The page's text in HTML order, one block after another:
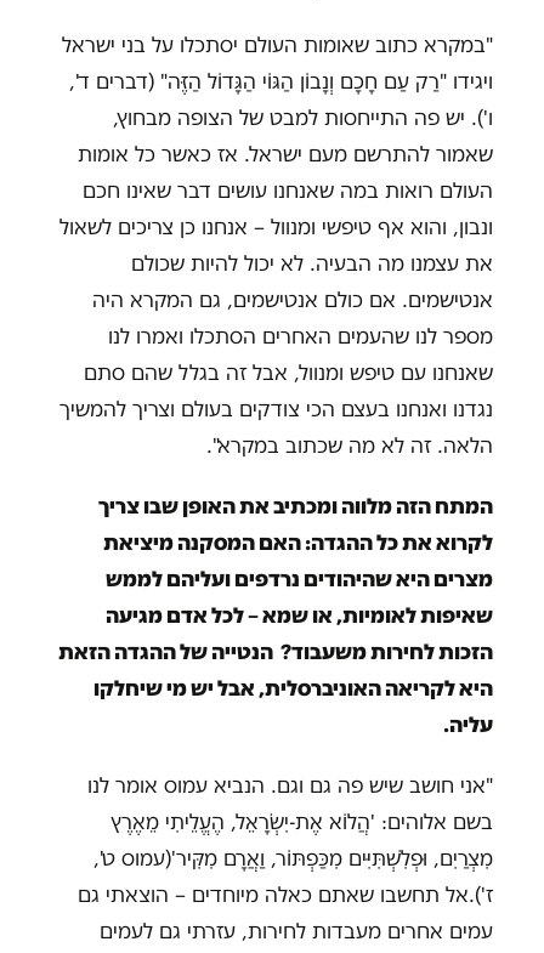
"במקרא כתוב שאומות העולם יסתכלו על בני ישראל
ויגידו "רַק עַם חָכָם וְנָבוֹן הַגּוֹי הַגָּדוֹל הַזֶּה" (דברים ד',
ו'). יש פה התייחסות למבט של הצופה מבחוץ,
שאמור להתרשם מעם ישראל. אז כאשר כל אומות
העולם רואות במה שאנחנו עושים דבר שאינו חכם
ונבון, והוא אף טיפשי ומנוול – אנחנו כן צריכים לשאול
את עצמנו מה הבעיה. לא יכול להיות שכולם
אנטישמים. אם כולם אנטישמים, גם המקרא היה
מספר לנו שהעמים האחרים הסתכלו ואמרו לנו
שאנחנו עם טיפש ומנוול, אבל זה בגלל שהם סתם
נגדנו ואנחנו בעצם הכי צודקים בעולם וצריך להמשיך
הלאה. זה לא מה שכתוב במקרא".
המתח הזה מלווה ומכתיב את האופן שבו צריך
לקרוא את כל ההגדה: האם המסקנה מיציאת
מצרים היא שהיהודים נרדפים ועליהם לממש
שאיפות לאומיות, או שמא – לכל אדם מגיעה
הזכות לחירות משעבוד? הנטייה של ההגדה הזאת
היא לקריאה האוניברסלית, אבל יש מי שיחלקו
עליה.
"אני חושב שיש פה גם וגם. הנביא עמוס אומר לנו
בשם אלוהים: 'הֲלוֹא אֶת-יִשְׂרָאֵל, הֶעֱלֵיתִי מֵאֶרֶץ
מִצְרַיִם, וּפְלִשְׁתִּיִּים מִכַּפְתּוֹר, וַאֲרָם מִקִּיר'(עמוס ט',
ז').אל תחשבו שאתם כאלה מיוחדים – הוצאתי גם
עמים אחרים מעבדות לחירות, עזרתי גם לעמים